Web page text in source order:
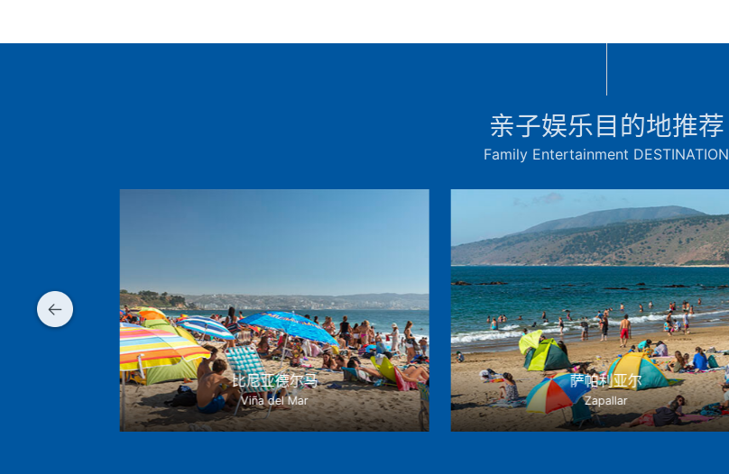
亲子娱乐目的地推荐
Family Entertainment DESTINATION
比尼亚德尔马
Viña del Mar
萨帕利亚尔
Zapallar